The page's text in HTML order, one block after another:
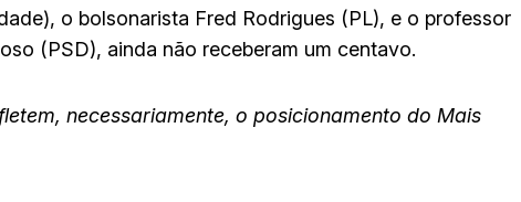
o bolsonarista Fred Rodrigues (PL), e o professor
(PSD), ainda não receberam um centavo.
necessariamente, o posicionamento do Mais